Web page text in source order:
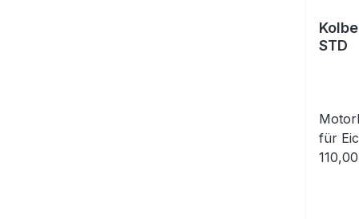
STD
für